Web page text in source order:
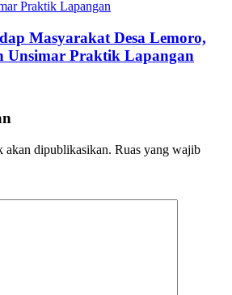
Masyarakat Desa Lemoro,
Unsimar Praktik Lapangan
akan dipublikasikan. Ruas yang wajib